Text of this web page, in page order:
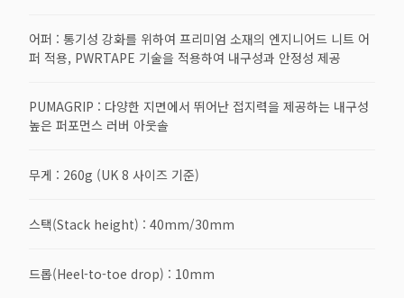
어퍼 : 통기성 강화를 위하여 프리미엄 소재의 엔지니어드 니트 어
퍼 적용, PWRTAPE 기술을 적용하여 내구성과 안정성 제공
PUMAGRIP : 다양한 지면에서 뛰어난 접지력을 제공하는 내구성
높은 퍼포먼스 러버 아웃솔
무게 : 260g (UK 8 사이즈 기준)
스택(Stack height) : 40mm/30mm
드롭(Heel-to-toe drop) : 10mm